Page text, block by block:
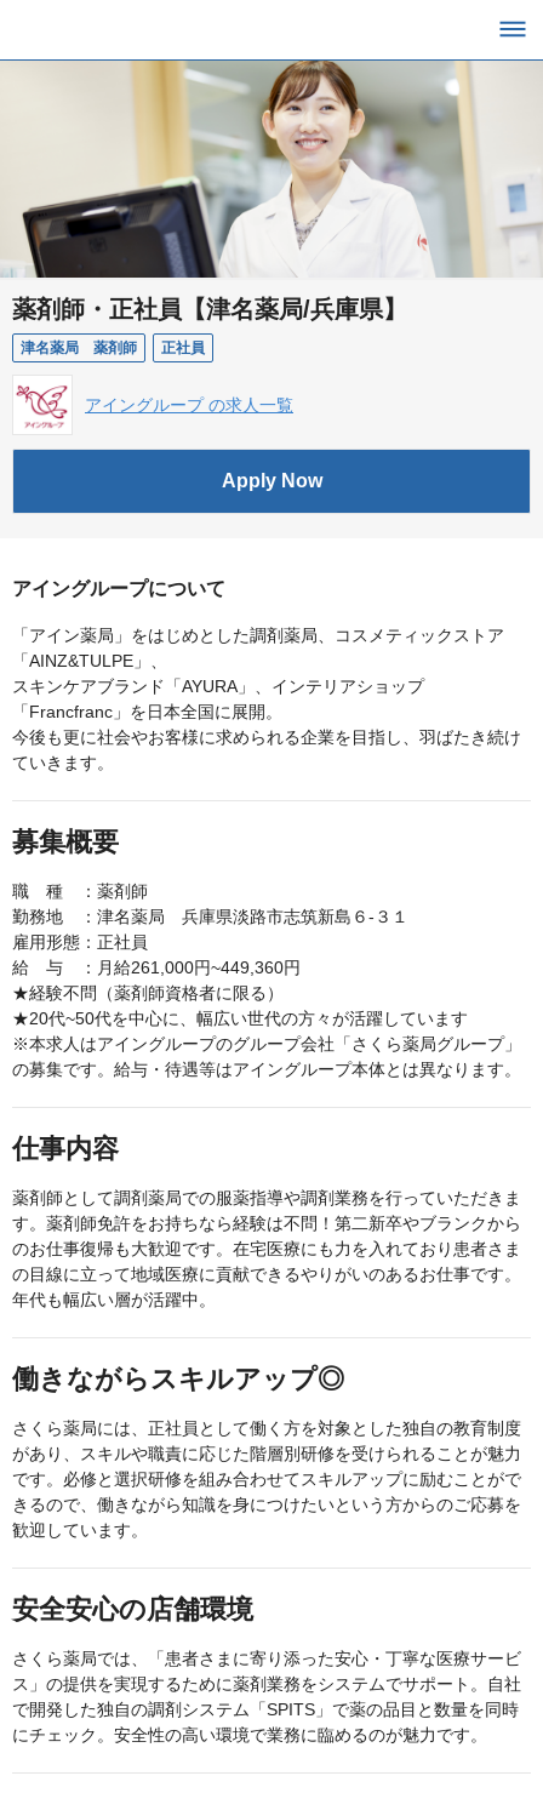
薬剤師・正社員【津名薬局/兵庫県】
津名薬局 薬剤師 正社員
アイングループ の求人一覧
Apply Now
アイングループについて
「アイン薬局」をはじめとした調剤薬局、コスメティックストア
「AINZ&TULPE」、
スキンケアブランド「AYURA」、インテリアショップ
「Francfranc」を日本全国に展開。
今後も更に社会やお客様に求められる企業を目指し、羽ばたき続け
ていきます。
募集概要
職 種 ：薬剤師
勤務地 ：津名薬局 兵庫県淡路市志筑新島６-３１
雇用形態：正社員
給 与 ：月給261,000円~449,360円
★経験不問（薬剤師資格者に限る）
★20代~50代を中心に、幅広い世代の方々が活躍しています
※本求人はアイングループのグループ会社「さくら薬局グループ」
の募集です。給与・待遇等はアイングループ本体とは異なります。
仕事内容
薬剤師として調剤薬局での服薬指導や調剤業務を行っていただきま
す。薬剤師免許をお持ちなら経験は不問！第二新卒やブランクから
のお仕事復帰も大歓迎です。在宅医療にも力を入れており患者さま
の目線に立って地域医療に貢献できるやりがいのあるお仕事です。
年代も幅広い層が活躍中。
働きながらスキルアップ◎
さくら薬局には、正社員として働く方を対象とした独自の教育制度
があり、スキルや職責に応じた階層別研修を受けられることが魅力
です。必修と選択研修を組み合わせてスキルアップに励むことがで
きるので、働きながら知識を身につけたいという方からのご応募を
歓迎しています。
安全安心の店舗環境
さくら薬局では、「患者さまに寄り添った安心・丁寧な医療サービ
ス」の提供を実現するために薬剤業務をシステムでサポート。自社
で開発した独自の調剤システム「SPITS」で薬の品目と数量を同時
にチェック。安全性の高い環境で業務に臨めるのが魅力です。